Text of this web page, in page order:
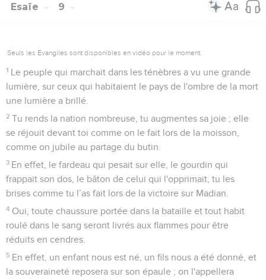
Esaïe 9
Seuls les Évangiles sont disponibles en vidéo pour le moment.
1 Le peuple qui marchait dans les ténèbres a vu une grande
lumière, sur ceux qui habitaient le pays de l'ombre de la mort
une lumière a brillé.
2 Tu rends la nation nombreuse, tu augmentes sa joie ; elle
se réjouit devant toi comme on le fait lors de la moisson,
comme on jubile au partage du butin.
3 En effet, le fardeau qui pesait sur elle, le gourdin qui
frappait son dos, le bâton de celui qui l'opprimait, tu les
brises comme tu l’as fait lors de la victoire sur Madian.
4 Oui, toute chaussure portée dans la bataille et tout habit
roulé dans le sang seront livrés aux flammes pour être
réduits en cendres.
5 En effet, un enfant nous est né, un fils nous a été donné, et
la souveraineté reposera sur son épaule ; on l'appellera